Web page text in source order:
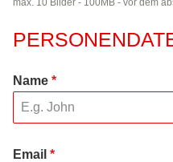
max. 10 Bilder - 100MB - vor dem
Name *
Email *